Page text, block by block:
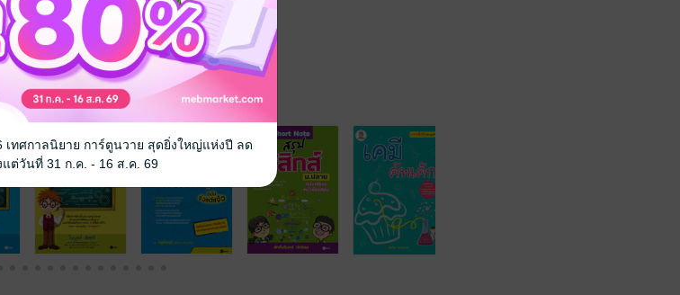
สตร์
เทศกาลนิยาย การ์ตูนวาย สุดยิ่งใหญ่แห่งปี ลด
ต่วันที่ 31 ก.ค. - 16 ส.ค. 69